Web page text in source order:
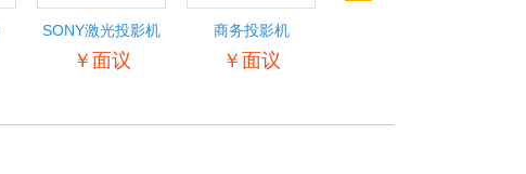
SONY激光投影机
￥面议
商务投影机
￥面议